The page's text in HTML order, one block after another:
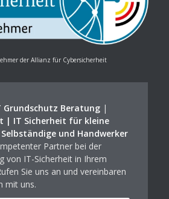
der Allianz für Cybersicherheit
Grundschutz Beratung|
| IT Sicherheit für kleine
und Handwerker
Partner bei der
von IT-Sicherheit in Ihrem
Sie uns an und vereinbaren
mit uns.